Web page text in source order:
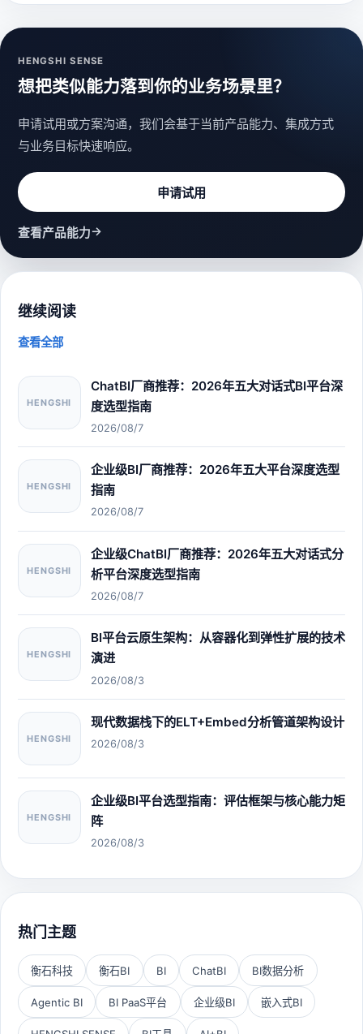
HENGSHI SENSE
想把类似能力落到你的业务场景里？
申请试用或方案沟通，我们会基于当前产品能力、集成方式
与业务目标快速响应。
申请试用
查看产品能力→
继续阅读
查看全部
HENGSHI
ChatBI厂商推荐：2026年五大对话式BI平台深
度选型指南
2026/08/7
HENGSHI
企业级BI厂商推荐：2026年五大平台深度选型
指南
2026/08/7
HENGSHI
企业级ChatBI厂商推荐：2026年五大对话式分
析平台深度选型指南
2026/08/7
HENGSHI
BI平台云原生架构：从容器化到弹性扩展的技术
演进
2026/08/3
HENGSHI
现代数据栈下的ELT+Embed分析管道架构设计
2026/08/3
HENGSHI
企业级BI平台选型指南：评估框架与核心能力矩
阵
2026/08/3
热门主题
衡石科技 衡石BI BI ChatBI BI数据分析
Agentic BI BI PaaS平台 企业级BI 嵌入式BI